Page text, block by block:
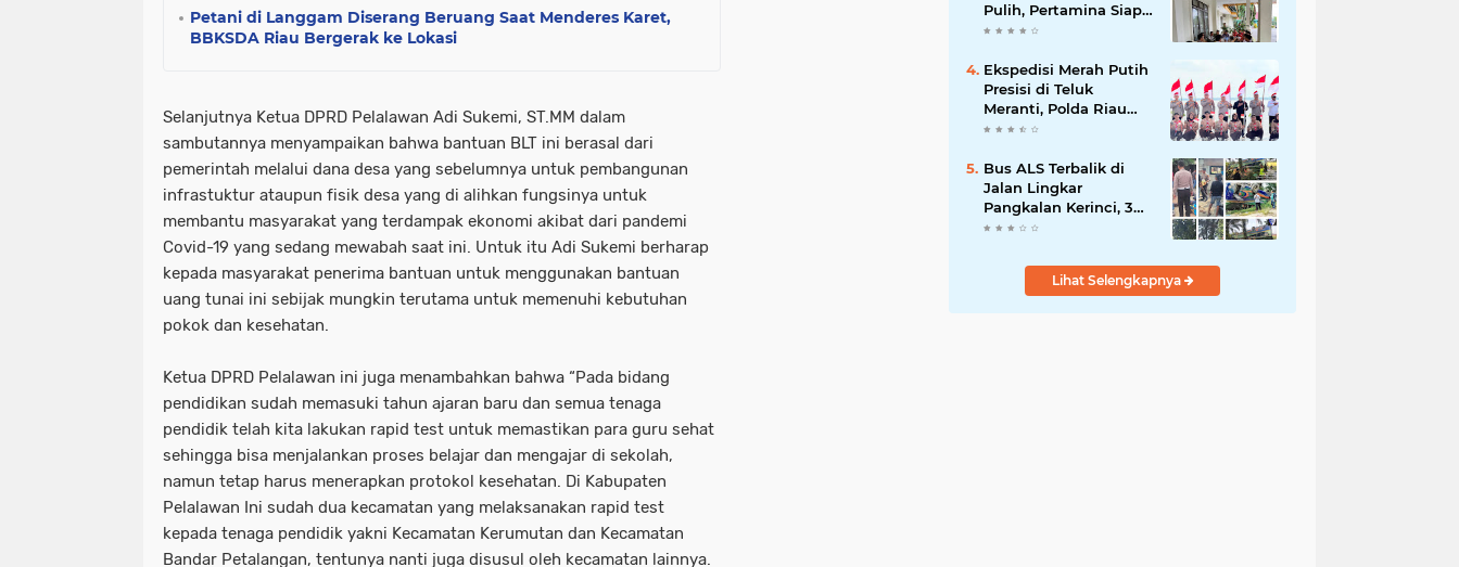
Petani di Langgam Diserang Beruang Saat Menderes Karet,
BBKSDA Riau Bergerak ke Lokasi
Selanjutnya Ketua DPRD Pelalawan Adi Sukemi, ST.MM dalam
sambutannya menyampaikan bahwa bantuan BLT ini berasal dari
pemerintah melalui dana desa yang sebelumnya untuk pembangunan
infrastuktur ataupun fisik desa yang di alihkan fungsinya untuk
membantu masyarakat yang terdampak ekonomi akibat dari pandemi
Covid-19 yang sedang mewabah saat ini. Untuk itu Adi Sukemi berharap
kepada masyarakat penerima bantuan untuk menggunakan bantuan
uang tunai ini sebijak mungkin terutama untuk memenuhi kebutuhan
pokok dan kesehatan.
Ketua DPRD Pelalawan ini juga menambahkan bahwa “Pada bidang
pendidikan sudah memasuki tahun ajaran baru dan semua tenaga
pendidik telah kita lakukan rapid test untuk memastikan para guru sehat
sehingga bisa menjalankan proses belajar dan mengajar di sekolah,
namun tetap harus menerapkan protokol kesehatan. Di Kabupaten
Pelalawan Ini sudah dua kecamatan yang melaksanakan rapid test
kepada tenaga pendidik yakni Kecamatan Kerumutan dan Kecamatan
Bandar Petalangan, tentunya nanti juga disusul oleh kecamatan lainnya.
Pulih, Pertamina Siap
Bergerak
Ekspedisi Merah Putih
Presisi di Teluk
Meranti, Polda Riau
dan Polres Pelalawan
Demi Negeri
Bus ALS Terbalik di
Jalan Lingkar
Pangkalan Kerinci, 34
Penumpang Selamat,
Ringan
Lihat Selengkapnya